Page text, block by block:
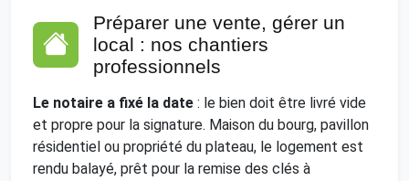
Préparer une vente, gérer un
local : nos chantiers
professionnels
Le notaire a fixé la date : le bien doit être livré vide
et propre pour la signature. Maison du bourg, pavillon
résidentiel ou propriété du plateau, le logement est
rendu balayé, prêt pour la remise des clés à